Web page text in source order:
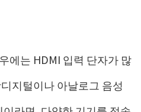
에는 HDMI 입력 단자가 많
지털이나 아날로그 음성